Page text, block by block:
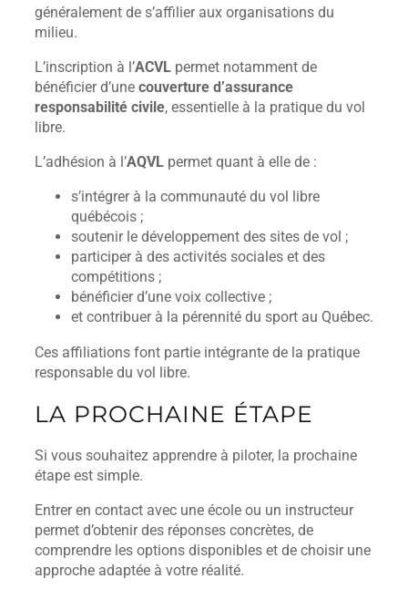
généralement de s’affilier aux organisations du
milieu.
L’inscription à l’ACVL permet notamment de
bénéficier d’une couverture d’assurance
responsabilité civile, essentielle à la pratique du vol
libre.
L’adhésion à l’AQVL permet quant à elle de :
s’intégrer à la communauté du vol libre
québécois ;
soutenir le développement des sites de vol ;
participer à des activités sociales et des
compétitions ;
bénéficier d’une voix collective ;
et contribuer à la pérennité du sport au Québec.
Ces affiliations font partie intégrante de la pratique
responsable du vol libre.
LA PROCHAINE ÉTAPE
Si vous souhaitez apprendre à piloter, la prochaine
étape est simple.
Entrer en contact avec une école ou un instructeur
permet d’obtenir des réponses concrètes, de
comprendre les options disponibles et de choisir une
approche adaptée à votre réalité.